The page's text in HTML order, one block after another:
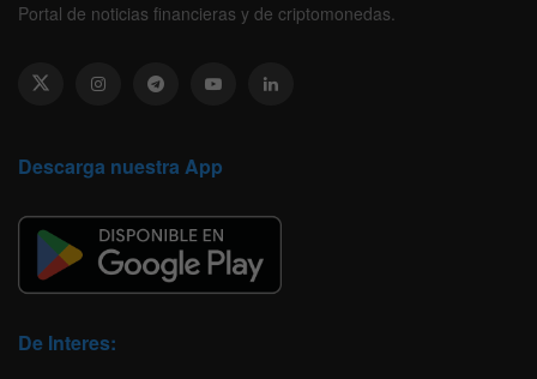
Portal de noticias financieras y de criptomonedas.
Descarga nuestra App
De Interes: